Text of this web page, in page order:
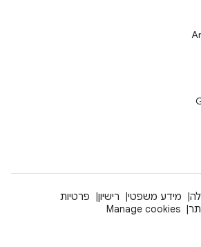
מידע משפטי רישיון
פרטיות
Manage cookies